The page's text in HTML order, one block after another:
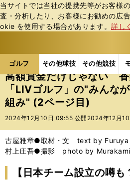
当サイトでは当社の提携先等がお客様
査・分析したり、お客様にお勧めの広
okie を使⽤する場合があります。詳し
ゴルフ その他球技 その他競技
ス
ポ
ル
テ
ー
バ
ゴルフの記事一覧 ゴルフ
高額賞金だけじゃない
「LIVゴルフ」の"みんな
組み" (2ページ目)
2024年12月10日 09:55 公開 2024年12月
古屋雅章●取材・文 text by Furuya
村上庄吾●撮影 photo by
【日本チーム設立の噂も